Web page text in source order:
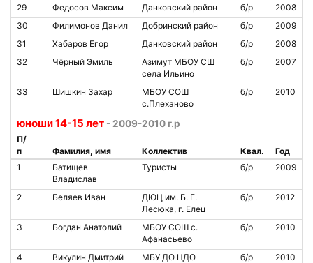
29 Федосов Максим Данковский район б/р
2008
30
Филимонов Данил Добринский район б/р
2009
31
Хабаров Егор Данковский район б/р
2008
32
Чёрный Эмиль
Азимут МБОУ СШ
села Ильино
б/р 2007
33 Шишкин Захар
МБОУ СОШ
с.Плеханово
б/р 2010
юноши 14-15 лет - 2009-2010 г.р
П/
п
Фамилия, имя Коллектив Квал.
Год
1
Батищев
Владислав
Туристы б/р 2009
2 Беляев Иван
ДЮЦ им. Б. Г.
Лесюка, г. Елец
б/р 2012
3 Богдан Анатолий
МБОУ СОШ с.
Афанасьево
б/р 2010
4 Викулин Дмитрий
МБУ ДО ЦДО
б/р 2010